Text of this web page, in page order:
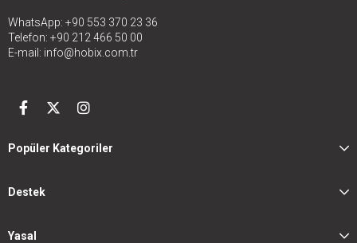
WhatsApp: +90 553 370 23 36
Telefon: +90 212 466 50 00
E-mail: info@hobix.com.tr
Popüler Kategoriler
Destek
Yasal